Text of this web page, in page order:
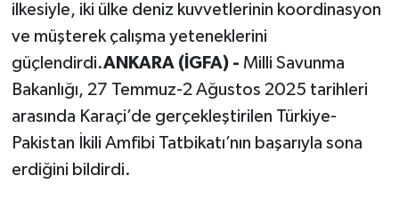
ilkesiyle, iki ülke deniz kuvvetlerinin koordinasyon
ve müşterek çalışma yeteneklerini
güçlendirdi.ANKARA (İGFA) - Milli Savunma
Bakanlığı, 27 Temmuz-2 Ağustos 2025 tarihleri
arasında Karaçi’de gerçekleştirilen Türkiye-
Pakistan İkili Amfibi Tatbikatı’nın başarıyla sona
erdiğini bildirdi.